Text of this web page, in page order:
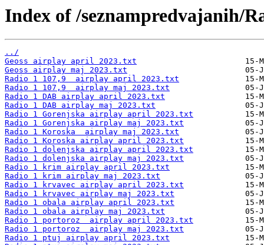
Index of /seznampredvajanih/
../
Geoss airplay april 2023.txt
Geoss airplay maj 2023.txt
Radio 1 107,9  airplay april 2023.txt
Radio 1 107,9  airplay maj 2023.txt
Radio 1 DAB airplay april 2023.txt
Radio 1 DAB airplay maj 2023.txt
Radio 1 Gorenjska airplay april 2023.txt
Radio 1 Gorenjska airplay maj 2023.txt
Radio 1 Koroska  airplay maj 2023.txt
Radio 1 Koroska airplay april 2023.txt
Radio 1 dolenjska airplay april 2023.txt
Radio 1 dolenjska airplay maj 2023.txt
Radio 1 krim airplay april 2023.txt
Radio 1 krim airplay maj 2023.txt
Radio 1 krvavec airplay april 2023.txt
Radio 1 krvavec airplay maj 2023.txt
Radio 1 obala airplay april 2023.txt
Radio 1 obala airplay maj 2023.txt
Radio 1 portoroz  airplay april 2023.txt
Radio 1 portoroz  airplay maj 2023.txt
Radio 1 ptuj airplay april 2023.txt